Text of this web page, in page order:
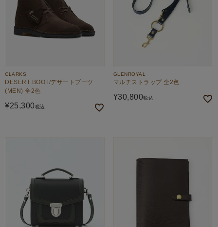
CLARKS
DESERT BOOT/デザートブーツ
(MEN) 全2色
¥25,300税込
GLENROYAL
マルチストラップ 全2色
¥30,800税込